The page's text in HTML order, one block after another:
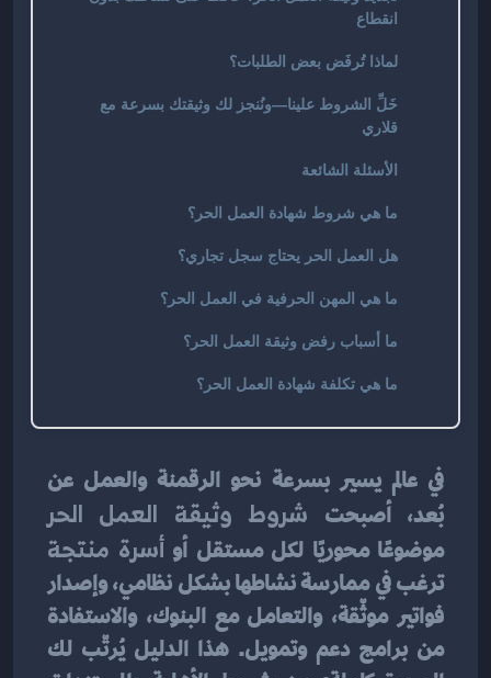
انقطاع
لماذا تُرفَض بعض الطلبات؟
خَلِّ الشروط علينا—ونُنجز لك وثيقتك بسرعة مع
قلاري
الأسئلة الشائعة
ما هي شروط شهادة العمل الحر؟
هل العمل الحر يحتاج سجل تجاري؟
ما هي المهن الحرفية في العمل الحر؟
ما أسباب رفض وثيقة العمل الحر؟
ما هي تكلفة شهادة العمل الحر؟
بُعد، أصبحت شروط وثيقة العمل الحر
موضوعًا محوريًا لكل مستقل أو أسرة منتجة
ترغب في ممارسة نشاطها بشكل نظامي، وإصدار